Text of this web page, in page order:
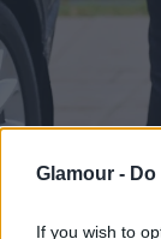
Glamour -
If you wish to